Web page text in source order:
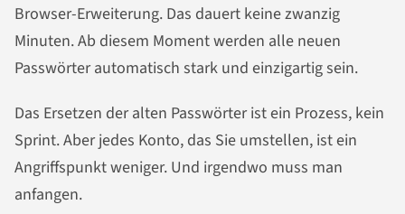
Browser-Erweiterung. Das dauert keine zwanzig
Minuten. Ab diesem Moment werden alle neuen
Passwörter automatisch stark und einzigartig sein.
Das Ersetzen der alten Passwörter ist ein Prozess, kein
Sprint. Aber jedes Konto, das Sie umstellen, ist ein
Angriffspunkt weniger. Und irgendwo muss man
anfangen.